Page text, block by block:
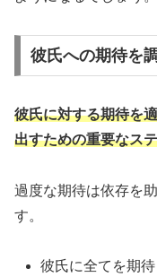
彼氏への期待を
彼氏に対する期待を
出すための重要なス
過度な期待は依存を
す。
彼氏に全てを期